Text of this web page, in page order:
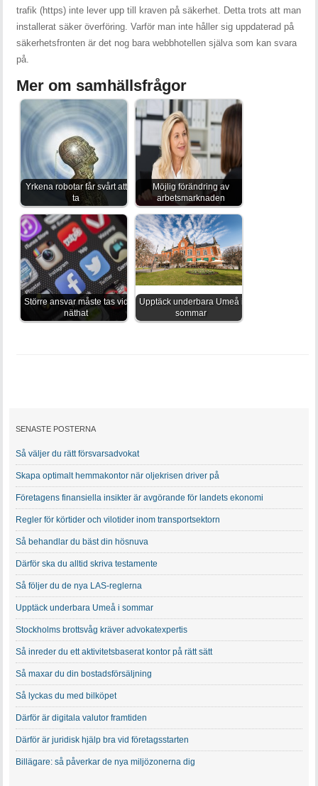
trafik (https) inte lever upp till kraven på säkerhet. Detta trots att man
installerat säker överföring. Varför man inte håller sig uppdaterad på
säkerhetsfronten är det nog bara webbhotellen själva som kan svara
på.
Mer om samhällsfrågor
Yrkena robotar får svårt att
ta
Möjlig förändring av
arbetsmarknaden
Större ansvar måste tas vid
näthat
Upptäck underbara Umeå i
sommar
SENASTE POSTERNA
Så väljer du rätt försvarsadvokat
Skapa optimalt hemmakontor när oljekrisen driver på
Företagens finansiella insikter är avgörande för landets ekonomi
Regler för körtider och vilotider inom transportsektorn
Så behandlar du bäst din hösnuva
Därför ska du alltid skriva testamente
Så följer du de nya LAS-reglerna
Upptäck underbara Umeå i sommar
Stockholms brottsvåg kräver advokatexpertis
Så inreder du ett aktivitetsbaserat kontor på rätt sätt
Så maxar du din bostadsförsäljning
Så lyckas du med bilköpet
Därför är digitala valutor framtiden
Därför är juridisk hjälp bra vid företagsstarten
Billägare: så påverkar de nya miljözonerna dig